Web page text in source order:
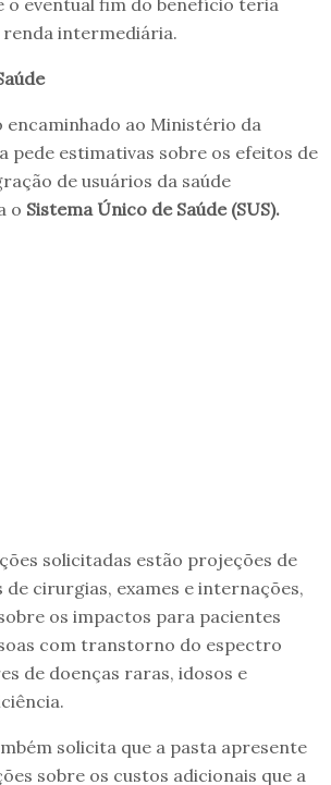
intermediária.
ao Ministério da
pede estimativas sobre os efeitos de
de usuários da saúde
o Sistema Único de Saúde (SUS).
solicitadas estão projeções de
de cirurgias, exames e internações,
os impactos para pacientes
com transtorno do espectro
de doenças raras, idosos e
solicita que a pasta apresente
sobre os custos adicionais que a